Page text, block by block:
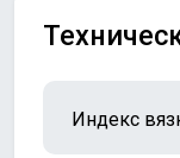
Индекс